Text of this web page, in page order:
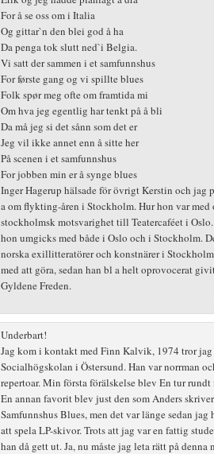
For å se oss om i Italia
Og gittar`n den blei god å ha
Da penga tok slutt ned`i Belgia.
Vi satt der sammen i et samfunnshus
For første gang og vi spillte blues
Folk spør meg ofte om framtida mi
Om hva jeg egentlig har tenkt på å bli
Da må jeg si det sånn som det er
Jeg vil ikke annet enn å sitte her
På scenen i et samfunnshus
For jobben min er å synge blues
Inger Hagerup hälsade för övrigt Kerstin och jag
a om flykting-åren i Stockholm. Hur hon var
stockholmsk motsvarighet till Teatercaféet i
hon umgicks med både i Oslo och i Stockholm.
norska exillitteratörer och konstnärer i
med att göra, sedan han bl a helt oprovocerat
Gyldene Freden.
Underbart!
Jag kom i kontakt med Finn Kalvik, 1974 tror
Socialhögskolan i Östersund. Han var norrman
repertoar. Min första förälskelse blev En tur
En annan favorit blev just den som Anders
Samfunnshus Blues, men det var länge sedan
att spela LP-skivor. Trots att jag var en fattig
han då gett ut. Ja, nu måste jag leta rätt på denna